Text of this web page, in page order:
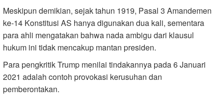
Meskipun demikian, sejak tahun 1919, Pasal 3 Amandemen
ke-14 Konstitusi AS hanya digunakan dua kali, sementara
para ahli mengatakan bahwa nada ambigu dari klausul
hukum ini tidak mencakup mantan presiden.
Para pengkritik Trump menilai tindakannya pada 6 Januari
2021 adalah contoh provokasi kerusuhan dan
pemberontakan.